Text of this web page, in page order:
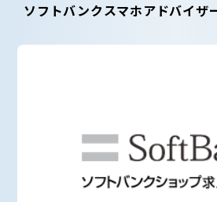
ソフトバンクスマホアドバイザ